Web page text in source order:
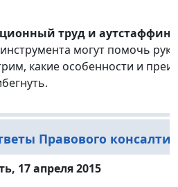
труд и
могут помочь
какие особенности и
Правового
17 апреля 2015